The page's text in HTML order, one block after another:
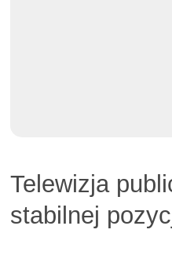
Telewizja
stabilnej